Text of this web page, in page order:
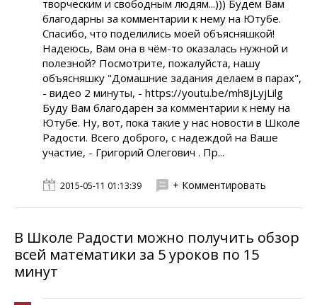
творческим и свободным людям...))) Будем Вам
благодарны за комментарии к нему на Ютубе.
Спасибо, что поделились моей объясняшкой!
Надеюсь, Вам она в чём-то оказалась нужной и
полезной? Посмотрите, пожалуйста, нашу
объясняшку "Домашние задания делаем в парах",
- видео 2 минуты, - https://youtu.be/mh8jLyjLilg
Буду Вам благодарен за комментарии к нему на
Ютубе. Ну, вот, пока такие у нас новости в Школе
Радости. Всего доброго, с надеждой на Ваше
участие, - Григорий Олегович . Пр...
2015-05-11 01:13:39 + Комментировать
В Школе Радости можно получить обзор
всей математики за 5 уроков по 15
минут